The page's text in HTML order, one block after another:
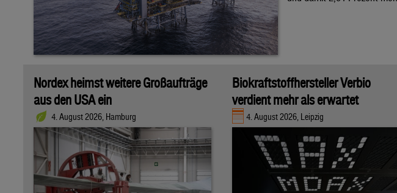
Nordex heimst weitere Großaufträge
aus den USA ein
4. August 2026, Hamburg
Biokraftstoffhersteller Verbio
verdient mehr als erwartet
4. August 2026, Leipzig